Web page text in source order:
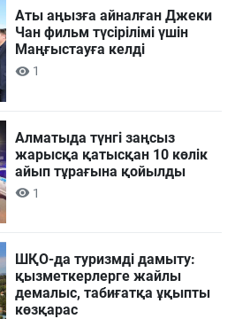
Аты аңызға айналған Джеки
Чан фильм түсірілімі үшін
Маңғыстауға келді
1
Алматыда түнгі заңсыз
жарысқа қатысқан 10 көлік
айып тұрағына қойылды
1
ШҚО-да туризмді дамыту:
қызметкерлерге жайлы
демалыс, табиғатқа ұқыпты
көзқарас